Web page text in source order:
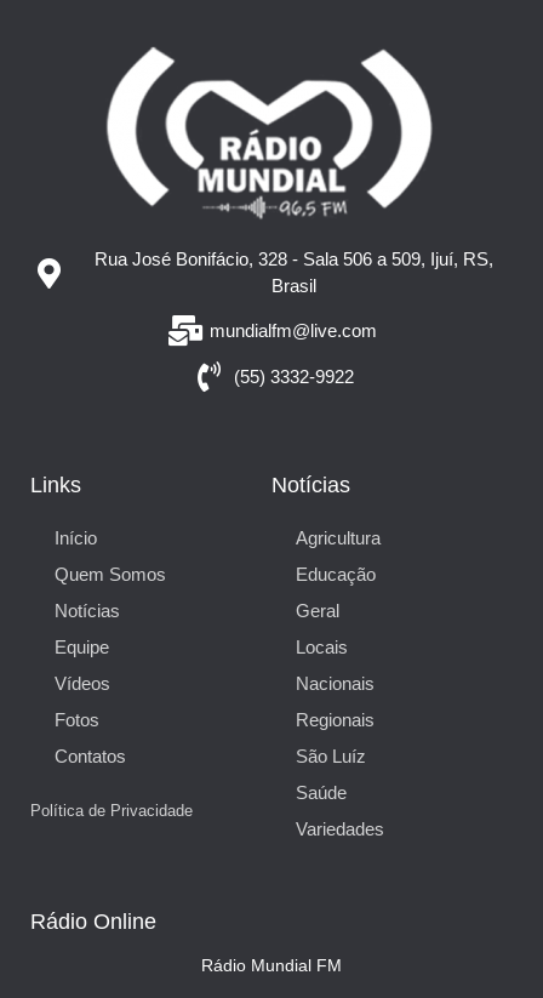
Rua José Bonifácio, 328 - Sala 506 a 509, Ijuí, RS,
Brasil
mundialfm@live.com
(55) 3332-9922
Links
Início
Quem Somos
Notícias
Equipe
Vídeos
Fotos
Contatos
Política de Privacidade
Notícias
Agricultura
Educação
Geral
Locais
Nacionais
Regionais
São Luíz
Saúde
Variedades
Rádio Online
Rádio Mundial FM